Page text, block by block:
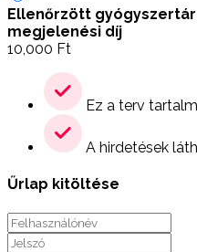
Ellenőrzött
megjelenési díj
10,000 Ft
Ez a terv
A hirdetések
Űrlap kitöltése